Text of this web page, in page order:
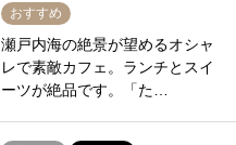
おすすめ
瀬戸内海の絶景が望めるオシャ
レで素敵カフェ。ランチとスイ
ーツが絶品です。「た…